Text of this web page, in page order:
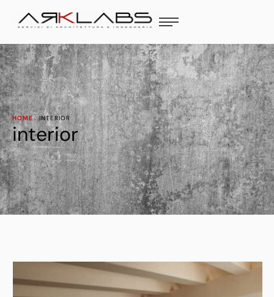
HOME · INTERIOR
interior